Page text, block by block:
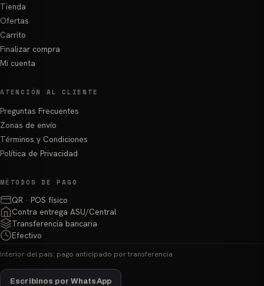
Tienda
Ofertas
Carrito
Finalizar compra
Mi cuenta
ATENCIÓN AL CLIENTE
Preguntas Frecuentes
Zonas de envío
Términos y Condiciones
Política de Privacidad
MÉTODOS DE PAGO
QR · POS físico
Contra entrega ASU/Central
Transferencia bancaria
Efectivo
Interior del país: pago anticipado por transferencia
Escribinos por WhatsApp